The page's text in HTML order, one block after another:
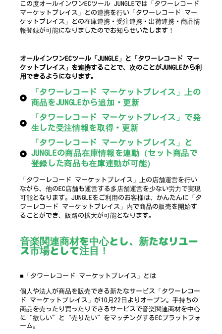
この度オールインワンECツール JUNGLEでは「タワーレコード
マーケットプレイス」との連携を行い「タワーレコード マー
ケットプレイス」との在庫連携・受注連携・出荷連携・商品情
報登録が可能になりましたのでお知らせいたします！
オールインワンECツール「JUNGLE」と「タワーレコード マー
ケットプレイス」を連携することで、次のことがJUNGLEから利
用できるようになります。
「タワーレコード マーケットプレイス」上の
商品をJUNGLEから追加・更新
「タワーレコード マーケットプレイス」で発
生した受注情報を取得・更新
「タワーレコード マーケットプレイス」と
JUNGLEの商品在庫情報を連動（セット商品で
登録した商品も在庫連動が可能）
「タワーレコード マーケットプレイス」上の店舗運営を行い
ながら、他のEC店舗も運営する多店舗運営を少ない労力で実現
可能となります。JUNGLEをご利用のお客様は、かんたんに「タ
ワーレコード マーケットプレイス」内で商品の販売を開始す
ることができ、販路の拡大が可能となります。
音楽関連商材を中心とし、新たなリユー
ス市場として注目！
■「タワーレコード マーケットプレイス」とは
個人や法人が商品を販売できる新たなサービス「タワーレコー
ド マーケットプレイス」が10月22日よりオープン。手持ちの
商品を売ったり買ったりできるサービスで音楽関連商材を中心
に“欲しい”と“売りたい”をマッチングするECプラットフォ
ーム。